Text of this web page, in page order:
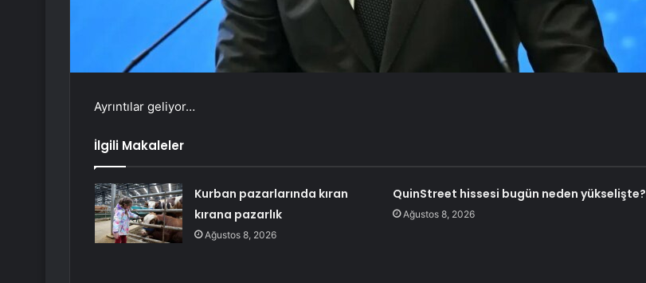
Ayrıntılar geliyor…
İlgili Makaleler
Kurban pazarlarında kıran
kırana pazarlık
Ağustos 8, 2026
QuinStreet hissesi bugün neden yükselişte?
Ağustos 8, 2026